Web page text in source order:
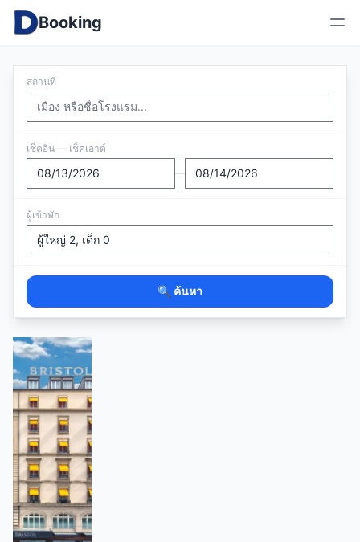
Booking
สถานที่
เช็คอิน — เช็คเอาต์
—
ผู้เข้าพัก
🔍 ค้นหา